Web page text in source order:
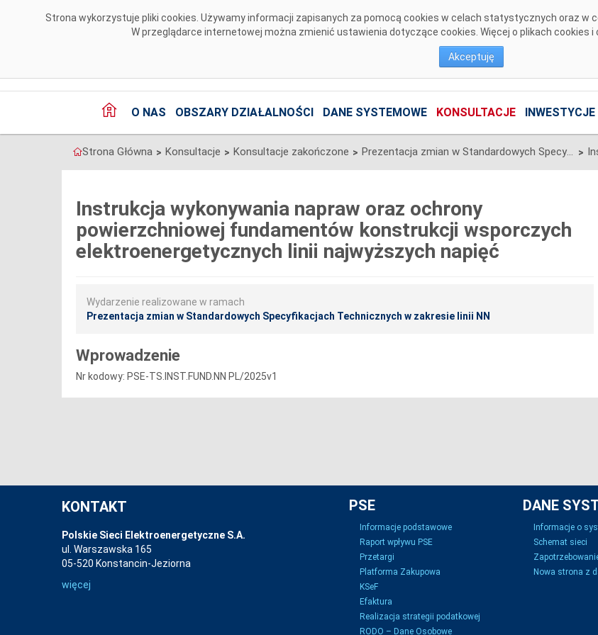
Strona wykorzystuje pliki cookies. Używamy informacji zapisanych za pomocą cookies w celach statystycznych oraz w
W przeglądarce internetowej można zmienić ustawienia dotyczące cookies. Więcej o plikach cookies
Akceptuję
O NAS OBSZARY DZIAŁALNOŚCI DANE SYSTEMOWE KONSULTACJE INWESTYCJE
Strona Główna > Konsultacje > Konsultacje zakończone > Prezentacja zmian w Standardowych Specyfikacjach Technicznych w zakresie linii NN >
Instrukcja wykonywania napraw oraz ochrony
powierzchniowej fundamentów konstrukcji wsporczych
elektroenergetycznych linii najwyższych napięć
Wydarzenie realizowane w ramach
Prezentacja zmian w Standardowych Specyfikacjach Technicznych w zakresie linii NN
Wprowadzenie
Nr kodowy: PSE-TS.INST.FUND.NN PL/2025v1
KONTAKT
Polskie Sieci Elektroenergetyczne S.A.
ul. Warszawska 165
05-520 Konstancin-Jeziorna
więcej
PSE
Informacje podstawowe
Raport wpływu PSE
Przetargi
Platforma Zakupowa
KSeF
Efaktura
Realizacja strategii podatkowej
RODO – Dane Osobowe
DANE
Informacje o
Schemat sieci
Nowa strona z